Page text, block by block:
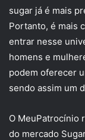
sugar já é mais
Portanto, é mais
entrar nesse
homens e
podem oferecer
sendo assim um
O MeuPatrocínio
do mercado